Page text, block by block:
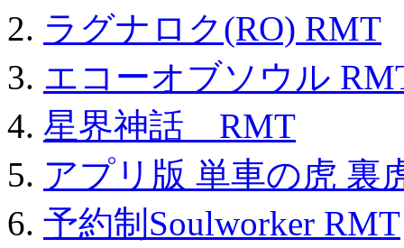
ラグナロク(RO) RMT
エコーオブソウル
星界神話 RMT
アプリ版 単車の虎 裏
予約制Soulworker RMT